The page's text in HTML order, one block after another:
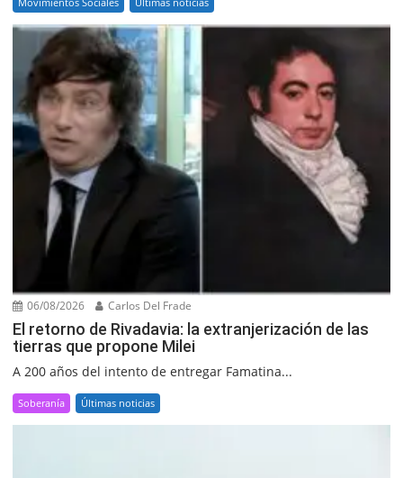
06/08/2026 Carlos Del Frade
El retorno de Rivadavia: la extranjerización de las
tierras que propone Milei
A 200 años del intento de entregar Famatina...
Soberanía Últimas noticias